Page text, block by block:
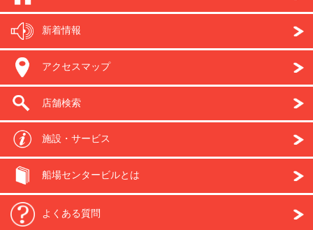
新着情報
アクセスマップ
店舗検索
施設・サービス
船場センタービルとは
よくある質問